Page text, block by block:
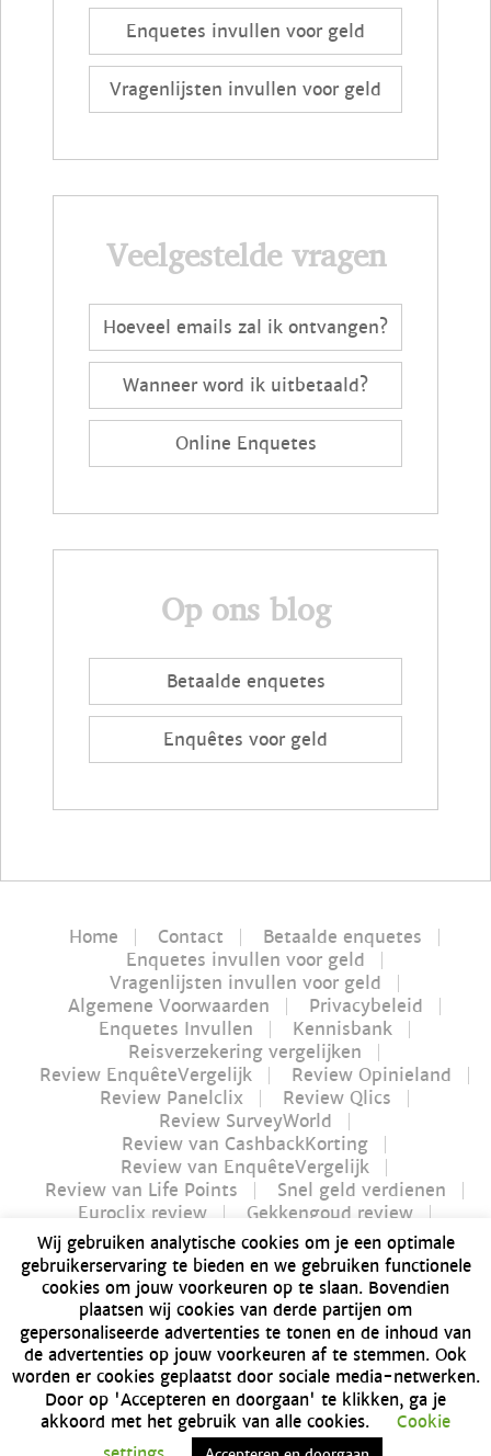
Enquetes invullen voor geld
Vragenlijsten invullen voor geld
Veelgestelde vragen
Hoeveel emails zal ik ontvangen?
Wanneer word ik uitbetaald?
Online Enquetes
Op ons blog
Betaalde enquetes
Enquêtes voor geld
Home Contact
Betaalde enquetes
Enquetes invullen voor geld
Vragenlijsten invullen voor geld
Algemene Voorwaarden
Privacybeleid
Enquetes Invullen
Kennisbank
Reisverzekering vergelijken
Review EnquêteVergelijk
Review Opinieland
Review Panelclix
Review Qlics
Review SurveyWorld
Review van CashbackKorting
Review van EnquêteVergelijk
Review van Life Points
Snel geld verdienen
Euroclix review
Gekkengoud review
iPay review
Myflavours review
Nucash review
Futurenet review | Is Futurenet betrouwbaar?
Geld verdienen in 1 uur
Dé Bitvavo review van 2021 | Alles over Bitvavo
Bonusway review | Is Bonusway betrouwbaar?
GFK Panel review | Is GFK Panel betrouwbaar?
Dé manier om geld te verdienen: producten
testen
Lamellen overkapping
Sitemap
Wij gebruiken analytische cookies om je een optimale
gebruikerservaring te bieden en we gebruiken functionele
cookies om jouw voorkeuren op te slaan. Bovendien
plaatsen wij cookies van derde partijen om
gepersonaliseerde advertenties te tonen en de inhoud van
de advertenties op jouw voorkeuren af te stemmen. Ook
worden er cookies geplaatst door sociale media-netwerken.
Door op 'Accepteren en doorgaan' te klikken, ga je
akkoord met het gebruik van alle cookies.
Cookie